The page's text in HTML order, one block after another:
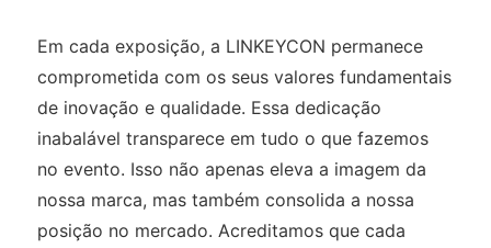
Em cada exposição, a LINKEYCON permanece
comprometida com os seus valores fundamentais
de inovação e qualidade. Essa dedicação
inabalável transparece em tudo o que fazemos
no evento. Isso não apenas eleva a imagem da
nossa marca, mas também consolida a nossa
posição no mercado. Acreditamos que cada